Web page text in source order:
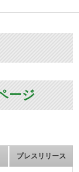
ージ
プレスリリース